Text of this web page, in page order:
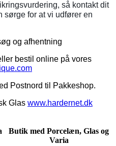
så kontakt dit
sørge for at vi udfører en
og afhentning
bestil online på vores
Postnord til Pakkeshop.
Glas www.hardernet.dk
Butik med Porcelæn, Glas og
Varia